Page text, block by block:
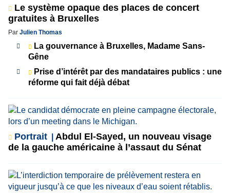
Le système opaque des places de concert
gratuites à Bruxelles
Par Julien Thomas
La gouvernance à Bruxelles, Madame Sans-
Gêne
Prise d’intérêt par des mandataires publics : une
réforme qui fait déjà débat
Portrait
Abdul El-Sayed, un nouveau visage
de la gauche américaine à l’assaut du Sénat